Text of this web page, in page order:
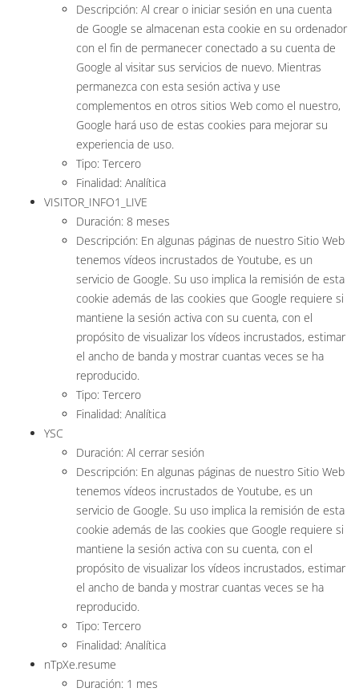
Descripción: Al crear o iniciar sesión en una cuenta
de Google se almacenan esta cookie en su ordenador
con el fin de permanecer conectado a su cuenta de
Google al visitar sus servicios de nuevo. Mientras
permanezca con esta sesión activa y use
complementos en otros sitios Web como el nuestro,
Google hará uso de estas cookies para mejorar su
experiencia de uso.
Tipo: Tercero
Finalidad: Analítica
VISITOR_INFO1_LIVE
Duración: 8 meses
Descripción: En algunas páginas de nuestro Sitio Web
tenemos vídeos incrustados de Youtube, es un
servicio de Google. Su uso implica la remisión de esta
cookie además de las cookies que Google requiere si
mantiene la sesión activa con su cuenta, con el
propósito de visualizar los vídeos incrustados, estimar
el ancho de banda y mostrar cuantas veces se ha
reproducido.
Tipo: Tercero
Finalidad: Analítica
YSC
Duración: Al cerrar sesión
Descripción: En algunas páginas de nuestro Sitio Web
tenemos vídeos incrustados de Youtube, es un
servicio de Google. Su uso implica la remisión de esta
cookie además de las cookies que Google requiere si
mantiene la sesión activa con su cuenta, con el
propósito de visualizar los vídeos incrustados, estimar
el ancho de banda y mostrar cuantas veces se ha
reproducido.
Tipo: Tercero
Finalidad: Analítica
nTpXe.resume
Duración: 1 mes